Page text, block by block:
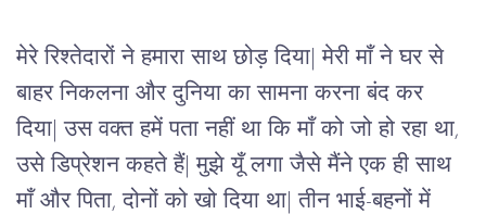
मेरे रिश्तेदारों ने हमारा साथ छोड़ दिया | मेरी माँ ने घर से
बाहर निकलना और दुनिया का सामना करना बंद कर
दिया | उस वक्त हमें पता नहीं था कि माँ को जो हो रहा था,
उसे डिप्रेशन कहते हैं| मुझे यूँ लगा जैसे मैंने एक ही साथ
माँ और पिता, दोनों को खो दिया था | तीन भाई-बहनों में